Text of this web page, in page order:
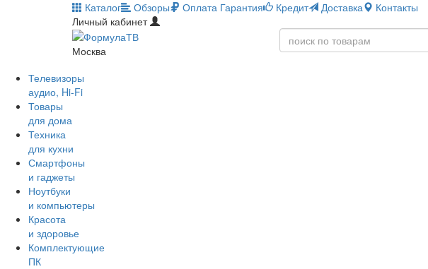
Каталог Обзоры Оплата Гарантия Кредит Доставка
Контакты
Личный кабинет
Москва
Телевизоры
аудио, Hi-Fi
Товары
для дома
Техника
для кухни
Смартфоны
и гаджеты
Ноутбуки
и компьютеры
Красота
и здоровье
Комплектующие
ПК